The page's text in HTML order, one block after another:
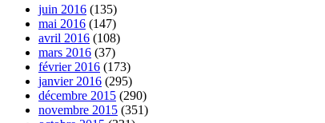
juin 2016 (135)
mai 2016 (147)
avril 2016 (108)
mars 2016 (37)
février 2016 (173)
janvier 2016 (295)
décembre 2015 (290)
novembre 2015 (351)